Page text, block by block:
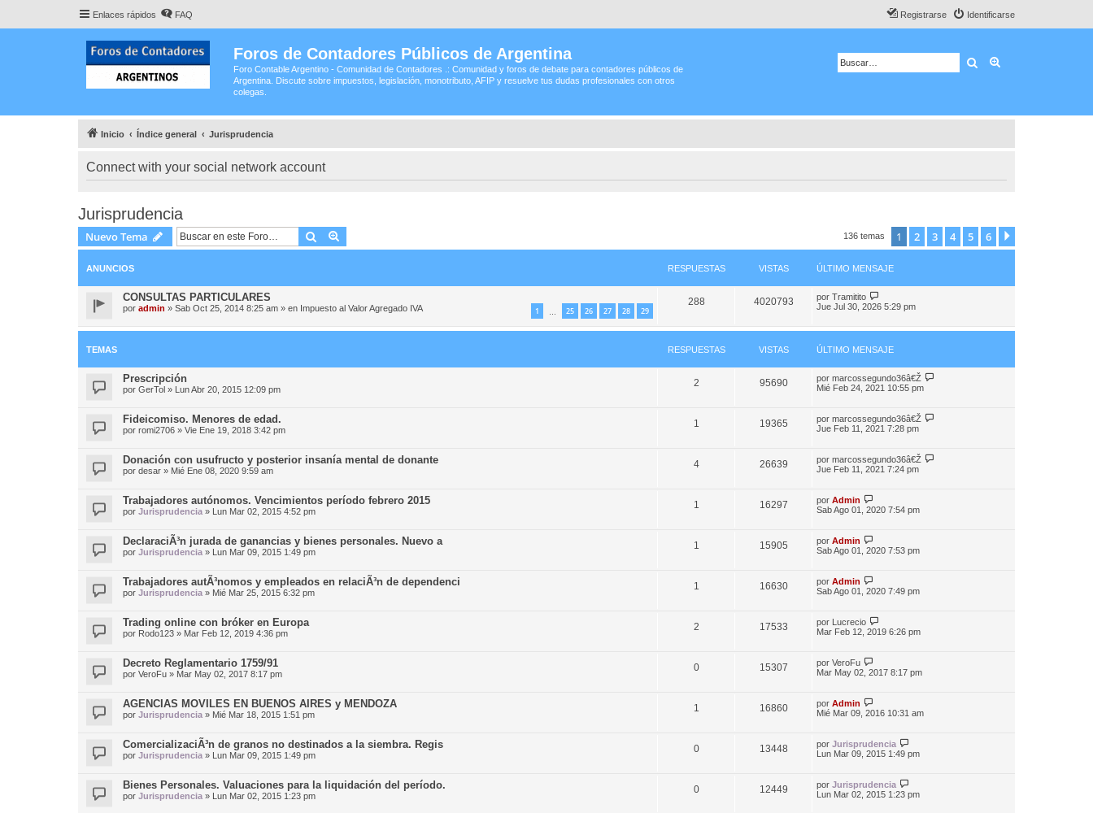
Enlaces rápidos FAQ Identificarse
Registrarse
Foros de Contadores Públicos de Argentina
Foro Contable Argentino - Comunidad de Contadores .: Comunidad y foros de debate para contadores públicos de
Argentina. Discute sobre impuestos, legislación, monotributo, AFIP y resuelve tus dudas profesionales con otros
colegas.
Buscar
Inicio Índice general Jurisprudencia
Connect with your social network account
Jurisprudencia
Nuevo Tema Buscar 136 temas 1 2 3 4 5 6
ANUNCIOS RESPUESTAS VISTAS ÚLTIMO MENSAJE
CONSULTAS PARTICULARES
por admin » Sab Oct 25, 2014 8:25 am » en Impuesto al Valor Agregado IVA 1 25 26 27 28 29
288 4020793 por Tramitito
Jue Jul 30, 2026 5:29 pm
TEMAS RESPUESTAS VISTAS ÚLTIMO MENSAJE
Prescripción
por GerTol » Lun Abr 20, 2015 12:09 pm
2 95690 por marcossegundo36â€Ž
Mié Feb 24, 2021 10:55 pm
Fideicomiso. Menores de edad.
por romi2706 » Vie Ene 19, 2018 3:42 pm
1 19365 por marcossegundo36â€Ž
Jue Feb 11, 2021 7:28 pm
Donación con usufructo y posterior insanía mental de donante
por desar » Mié Ene 08, 2020 9:59 am
4 26639 por marcossegundo36â€Ž
Jue Feb 11, 2021 7:24 pm
Trabajadores autónomos. Vencimientos período febrero 2015
por Jurisprudencia » Lun Mar 02, 2015 4:52 pm
1 16297 por Admin
Sab Ago 01, 2020 7:54 pm
DeclaraciÃ³n jurada de ganancias y bienes personales. Nuevo a
por Jurisprudencia » Lun Mar 09, 2015 1:49 pm
1 15905 por Admin
Sab Ago 01, 2020 7:53 pm
Trabajadores autÃ³nomos y empleados en relaciÃ³n de dependenci
por Jurisprudencia » Mié Mar 25, 2015 6:32 pm
1 16630 por Admin
Sab Ago 01, 2020 7:49 pm
Trading online con bróker en Europa
por Rodo123 » Mar Feb 12, 2019 4:36 pm
2 17533 por Lucrecio
Mar Feb 12, 2019 6:26 pm
Decreto Reglamentario 1759/91
por VeroFu » Mar May 02, 2017 8:17 pm
0 15307 por VeroFu
Mar May 02, 2017 8:17 pm
AGENCIAS MOVILES EN BUENOS AIRES y MENDOZA
por Jurisprudencia » Mié Mar 18, 2015 1:51 pm
1 16860 por Admin
Mié Mar 09, 2016 10:31 am
ComercializaciÃ³n de granos no destinados a la siembra. Regis
por Jurisprudencia » Lun Mar 09, 2015 1:49 pm
0 13448 por Jurisprudencia
Lun Mar 09, 2015 1:49 pm
Bienes Personales. Valuaciones para la liquidación del período.
por Jurisprudencia » Lun Mar 02, 2015 1:23 pm
0 12449 por Jurisprudencia
Lun Mar 02, 2015 1:23 pm